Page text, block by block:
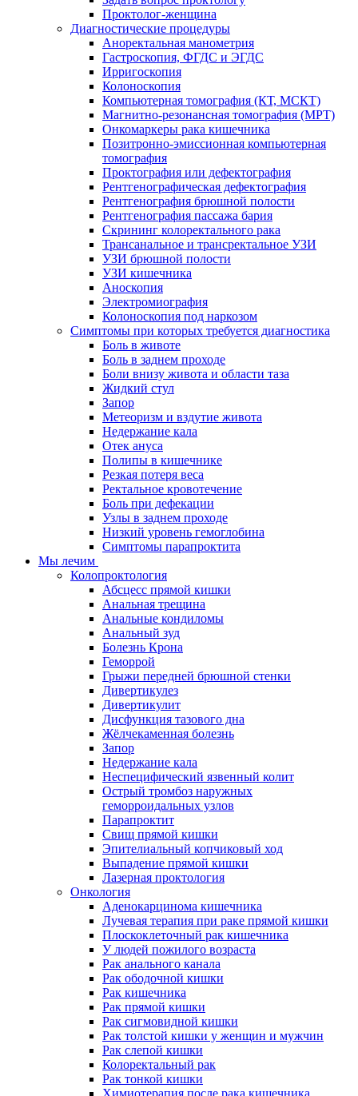
Проктолог-женщина
Диагностические процедуры
Аноректальная манометрия
Гастроскопия, ФГДС и ЭГДС
Ирригоскопия
Колоноскопия
Компьютерная томография (КТ, МСКТ)
Магнитно-резонансная томография (МРТ)
Онкомаркеры рака кишечника
Позитронно-эмиссионная компьютерная
томография
Проктография или дефектография
Рентгенографическая дефектография
Рентгенография брюшной полости
Рентгенография пассажа бария
Скрининг колоректального рака
Трансанальное и трансректальное УЗИ
УЗИ брюшной полости
УЗИ кишечника
Аноскопия
Электромиография
Колоноскопия под наркозом
Симптомы при которых требуется диагностика
Боль в животе
Боль в заднем проходе
Боли внизу живота и области таза
Жидкий стул
Запор
Метеоризм и вздутие живота
Недержание кала
Отек ануса
Полипы в кишечнике
Резкая потеря веса
Ректальное кровотечение
Боль при дефекации
Узлы в заднем проходе
Низкий уровень гемоглобина
Симптомы парапроктита
Мы лечим
Колопроктология
Абсцесс прямой кишки
Анальная трещина
Анальные кондиломы
Анальный зуд
Болезнь Крона
Геморрой
Грыжи передней брюшной стенки
Дивертикулез
Дивертикулит
Дисфункция тазового дна
Жёлчекаменная болезнь
Запор
Недержание кала
Неспецифический язвенный колит
Острый тромбоз наружных
геморроидальных узлов
Парапроктит
Свищ прямой кишки
Эпителиальный копчиковый ход
Выпадение прямой кишки
Лазерная проктология
Онкология
Аденокарцинома кишечника
Лучевая терапия при раке прямой кишки
Плоскоклеточный рак кишечника
У людей пожилого возраста
Рак анального канала
Рак ободочной кишки
Рак кишечника
Рак прямой кишки
Рак сигмовидной кишки
Рак толстой кишки у женщин и мужчин
Рак слепой кишки
Колоректальный рак
Рак тонкой кишки
Химиотерапия после рака кишечника